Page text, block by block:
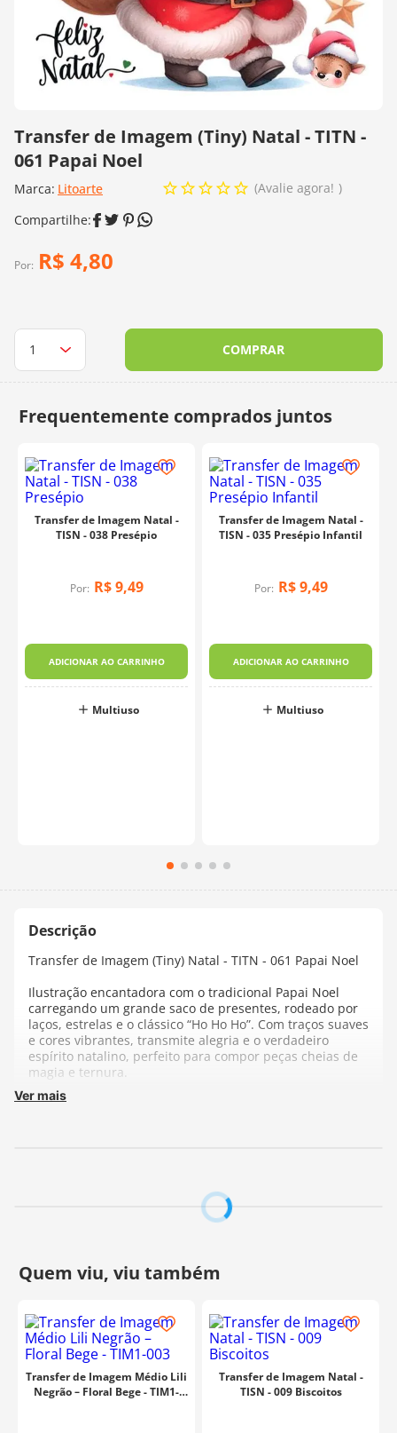
Transfer de Imagem (Tiny) Natal - TITN -
061 Papai Noel
Marca: Litoarte Avalie agora!
Por: R$ 4,80
COMPRAR
Transfer de Imagem Natal -
TISN - 038 Presépio
Por: R$ 9,49
ADICIONAR AO CARRINHO
Multiuso
Transfer de Imagem Natal -
TISN - 035 Presépio Infantil
Por: R$ 9,49
ADICIONAR AO CARRINHO
Multiuso
Transfer de Imagem (Tiny) Natal - TITN - 061 Papai Noel
Ilustração encantadora com o tradicional Papai Noel
carregando um grande saco de presentes, rodeado por
laços, estrelas e o clássico “Ho Ho Ho”. Com traços suaves
e cores vibrantes, transmite alegria e o verdadeiro
espírito natalino, perfeito para compor peças cheias de
magia e ternura.
Modo de uso:
- Retire cuidadosamente o filme transparente da parte
Tamanho:8 cm x 8 cm
Fabricante:
Litoarte
Ver mais
Transfer de Imagem Médio Lili
Negrão – Floral Bege - TIM1-
Transfer de Imagem Natal -
TISN - 009 Biscoitos
dmc